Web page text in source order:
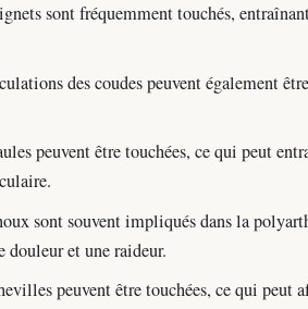
sont fréquemment touchés,
des coudes peuvent également
peuvent être touchées, ce qui peut
sont souvent impliqués dans la
et une raideur.
peuvent être touchées, ce qui peut